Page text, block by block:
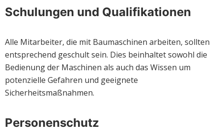
Schulungen und Qualifikationen
Alle Mitarbeiter, die mit Baumaschinen arbeiten, sollten
entsprechend geschult sein. Dies beinhaltet sowohl die
Bedienung der Maschinen als auch das Wissen um
potenzielle Gefahren und geeignete
Sicherheitsmaßnahmen.
Personenschutz